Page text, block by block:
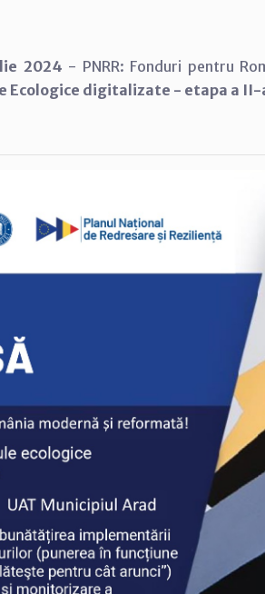
2024 - PNRR: Fonduri pentru
Ecologice digitalizate - etapa a II-